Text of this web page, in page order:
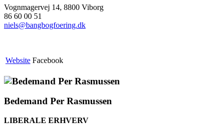
Vognmagervej 14, 8800 Viborg
86 60 00 51
niels@bangbogfoering.dk
Website Facebook
Bedemand Per Rasmussen
LIBERALE ERHVERV